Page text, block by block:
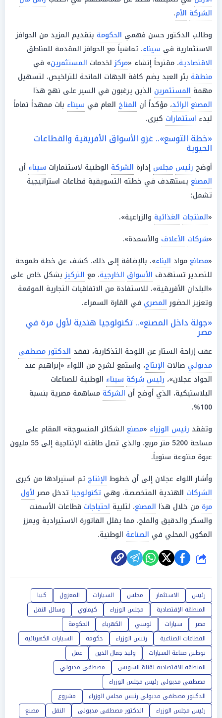
الشركة الأم.
وطالب الدكتور حسن فهمي الحكومة بتقديم المزيد من الحوافز
الاستثمارية في سيناء، تماشياً مع الحوافز المقدمة للمناطق
الاقتصادية، مقترحاً إنشاء «مركزلخدمات المستثمرين» في
منطقة بئر العبد يضم كافة الجهات المانحة للتراخيص، لتسهيل
مهمة المستثمرين الذين يرغبون في السير على نهج هذا
المصنع الرائد، مؤكداً أن المناخ العام في سيناء بات ممهداً تماماً
لبدء استثمارات كبرى.
«خطة التوسع».. غزو الأسواق الأفريقية والقطاعات
الحيوية
أوضح رئيس مجلس إدارة الشركة الوطنية لاستثمارات سيناء أن
المصنع يستهدف في خطته التسويقية قطاعات استراتيجية
تشمل:
«المنتجات الغذائية والزراعية».
«شركات الأعلاف والأسمدة».
«مصانعمواد البناء». بالإضافة إلى ذلك، كشف عن خطة طموحة
للتصدير تستهدف الأسواق الخارجية، مع التركيزبشكل خاص على
«البلدان الأفريقية»، للاستفادة من الاتفاقيات التجارية الموقعة
وتعزيز الحضورالمصري في القارة السمراء.
«جولة داخل المصنع».. تكنولوجيا هندية لأول مرة في
مصر
عقب إزاحة الستار عن اللوحة التذكارية، تفقد الدكتور مصطفى
مدبولي صالات الإنتاج، واستمع لشرح من اللواء «إبراهيم عبد
الجواد عجلان»، رئيس شركة سيناء الوطنية للصناعات
البلاستيكية، الذي أوضح أن الشركة مساهمة مصرية بنسبة
100%.
وتفقد رئيس الوزراء «مصنع الشكائر المنسوجة» المقام على
مساحة 5200 متر مربع، والذي تصل طاقته الإنتاجية إلى 55 مليون
عبوة متنوعة سنوياً.
وأشار اللواء عجلان إلى أن خطوط الإنتاج تم استيرادها من كبرى
الشركات الهندية المتخصصة، وهي تكنولوجيا تدخل مصرلأول
مرة من خلال هذا المصنع، لتلبية احتياجات قطاعات الأسمنت
والسكر والدقيق والملح، مما يقلل الفاتورة الاستيرادية ويعزز
المكون المحلي في الصناعة الوطنية.
شارك
رئيس الاستثمار مجلس السيارات المعزول
كيبا
المنطقة الإقتصادية
مجلس الوزراء كيماوي
وسائل النقل
مصر
سيارات لوسي الكهرباء
الحكومة
القطاعات الصناعية
رئيس الوزراء حكومة
السيارات الكهربائية
توطين صناعة السيارات
وليد جمال الدين
عمل
المنطقة الاقتصادية لقناة السويس
مصطفى مدبولي
مصطفي مدبولي رئيس مجلس الوزراء
الدكتور مصطفى مدبولي رئيس مجلس الوزراء
مشروع
رئيس مجلس الوزراء
الدكتور مصطفى مدبولى النقل
مصنع